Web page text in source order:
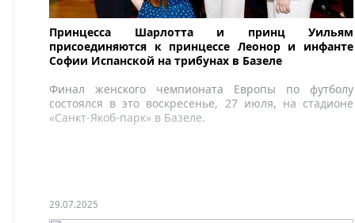
Принцесса Шарлотта и принц Уильям
присоединяются к принцессе Леонор и инфанте
Софии Испанской на трибунах в Базеле
Финал женского чемпионата Европы по футболу
состоялся в это воскресенье, 27 июля, на стадионе
«Санкт-Якоб-парк» в Базеле.
29.07.2025